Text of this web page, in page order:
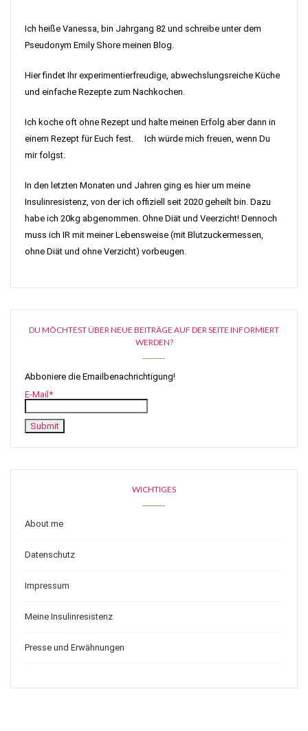
Ich heiße Vanessa, bin Jahrgang 82 und schreibe unter dem
Pseudonym Emily Shore meinen Blog.
Hier findet Ihr experimentierfreudige, abwechslungsreiche Küche
und einfache Rezepte zum Nachkochen.
Ich koche oft ohne Rezept und halte meinen Erfolg aber dann in
einem Rezept für Euch fest. Ich würde mich freuen, wenn Du
mir folgst.
In den letzten Monaten und Jahren ging es hier um meine
Insulinresistenz, von der ich offiziell seit 2020 geheilt bin. Dazu
habe ich 20kg abgenommen. Ohne Diät und Veerzicht! Dennoch
muss ich IR mit meiner Lebensweise (mit Blutzuckermessen,
ohne Diät und ohne Verzicht) vorbeugen.
DU MÖCHTEST ÜBER NEUE BEITRÄGE AUF DER SEITE INFORMIERT
WERDEN?
Abboniere die Emailbenachrichtigung!
E-Mail*
WICHTIGES
About me
Datenschutz
Impressum
Meine Insulinresistenz
Presse und Erwähnungen